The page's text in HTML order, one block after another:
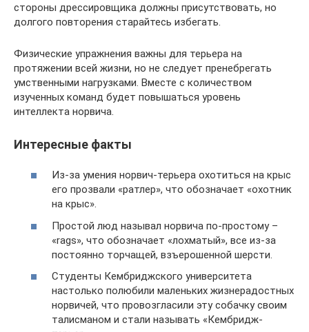
стороны дрессировщика должны присутствовать, но
долгого повторения старайтесь избегать.
Физические упражнения важны для терьера на
протяжении всей жизни, но не следует пренебрегать
умственными нагрузками. Вместе с количеством
изученных команд будет повышаться уровень
интеллекта норвича.
Интересные факты
Из-за умения норвич-терьера охотиться на крыс
его прозвали «ратлер», что обозначает «охотник
на крыс».
Простой люд называл норвича по-простому –
«rags», что обозначает «лохматый», все из-за
постоянно торчащей, взъерошенной шерсти.
Студенты Кембриджского университета
настолько полюбили маленьких жизнерадостных
норвичей, что провозгласили эту собачку своим
талисманом и стали называть «Кембридж-